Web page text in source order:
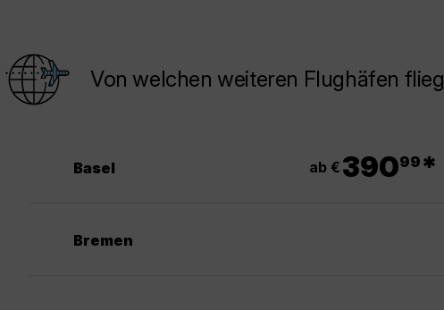
Von welchen weiteren Flughäfen
Basel ab € 39099 *
Bremen